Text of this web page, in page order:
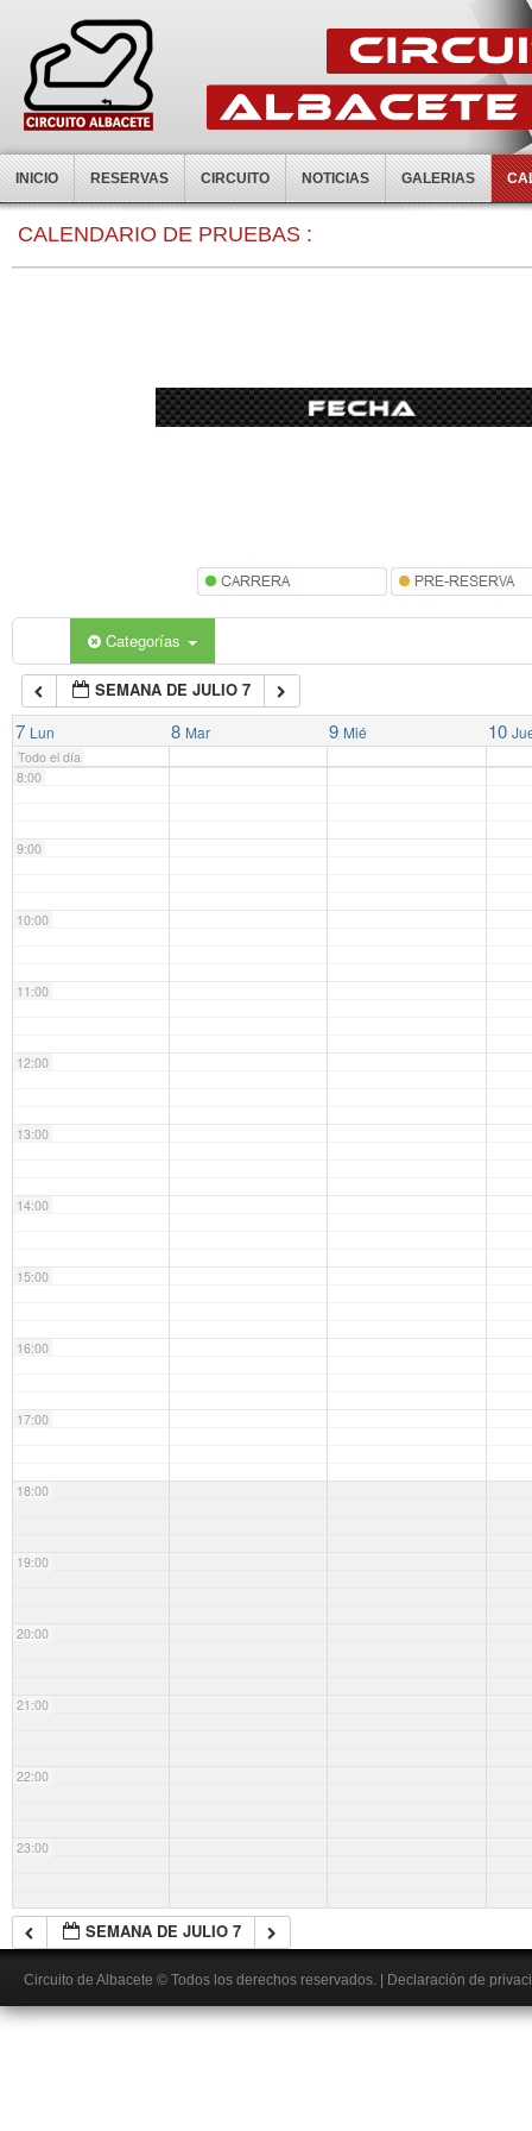
INICIO RESERVAS CIRCUITO NOTICIAS GALERIAS
CALENDARIO DE PRUEBAS :
Categorías
SEMANA DE JULIO 7
7 Lun 8 Mar 9 Mié 10
Todo el día
0:00
7:00
8:00
9:00
10:00
11:00
12:00
13:00
14:00
15:00
16:00
17:00
18:00
19:00
20:00
21:00
22:00
23:00
SEMANA DE JULIO 7
Circuito de Albacete © Todos los derechos reservados. Declaración de